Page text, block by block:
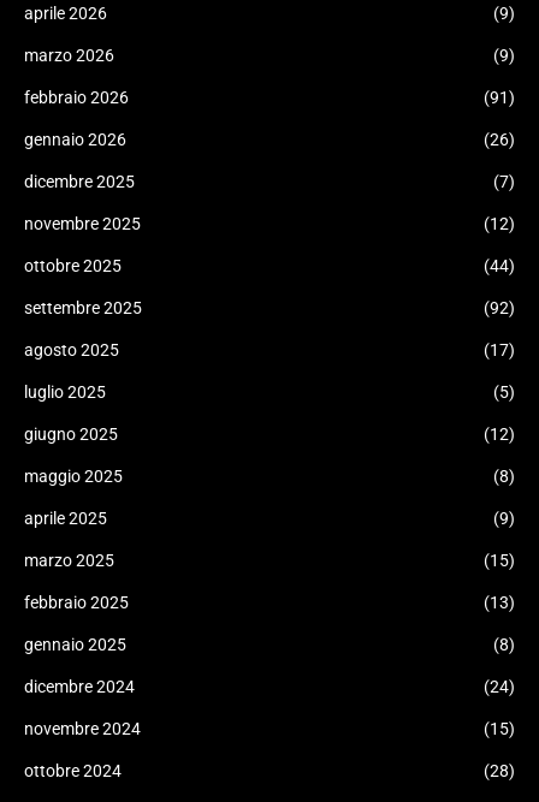
aprile 2026 (9)
marzo 2026 (9)
febbraio 2026 (91)
gennaio 2026 (26)
dicembre 2025 (7)
novembre 2025 (12)
ottobre 2025 (44)
settembre 2025 (92)
agosto 2025 (17)
luglio 2025 (5)
giugno 2025 (12)
maggio 2025 (8)
aprile 2025 (9)
marzo 2025 (15)
febbraio 2025 (13)
gennaio 2025 (8)
dicembre 2024 (24)
novembre 2024 (15)
ottobre 2024 (28)